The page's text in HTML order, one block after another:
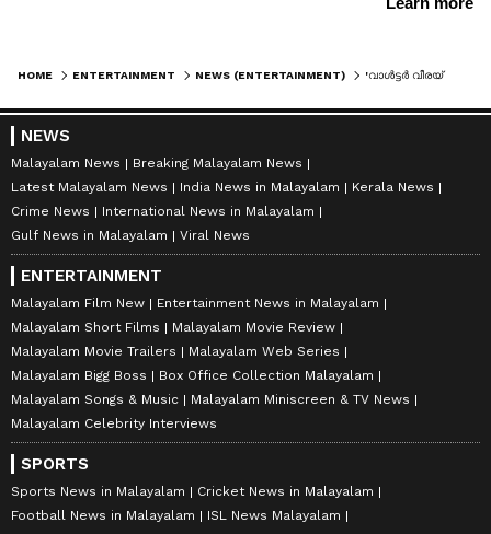
HOME ENTERTAINMENT NEWS (ENTERTAINMENT) 'വാള്‍ട്ടര്‍ വീരയ്യ'യില്‍ എസിപി വിക്രം സാഗറായി രവിതേജയും; ഫസ്റ്റ് ലുക്ക് ടീസര്‍ പുറത്ത്
NEWS
Malayalam News
Breaking Malayalam News
Latest Malayalam News
India News in Malayalam
Kerala News
Crime News
International News in Malayalam
Gulf News in Malayalam
Viral News
ENTERTAINMENT
Malayalam Film New
Entertainment News in Malayalam
Malayalam Short Films
Malayalam Movie Review
Malayalam Movie Trailers
Malayalam Web Series
Malayalam Bigg Boss
Box Office Collection Malayalam
Malayalam Songs & Music
Malayalam Miniscreen & TV News
Malayalam Celebrity Interviews
SPORTS
Sports News in Malayalam
Cricket News in Malayalam
Football News in Malayalam
ISL News Malayalam